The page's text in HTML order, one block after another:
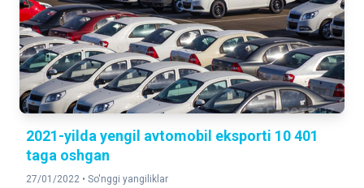
2021-yilda yengil avtomobil eksporti 10 401
taga oshgan
27/01/2022 • So'nggi yangiliklar